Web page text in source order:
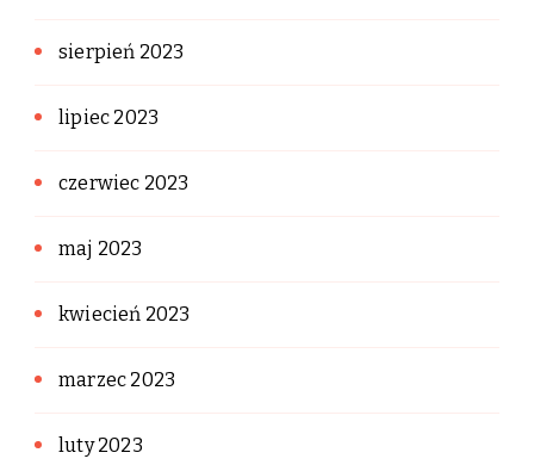
sierpień 2023
lipiec 2023
czerwiec 2023
maj 2023
kwiecień 2023
marzec 2023
luty 2023